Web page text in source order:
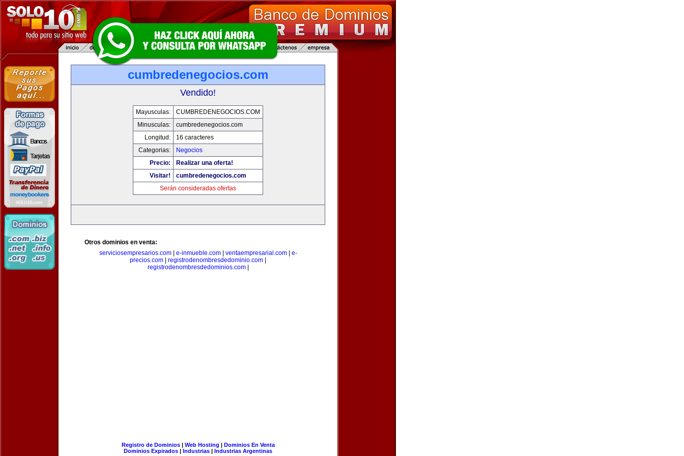
cumbredenegocios.com
Vendido!
Mayusculas:
CUMBREDENEGOCIOS.COM
Minusculas:
cumbredenegocios.com
Longitud:
16 caracteres
Categorias:
Negocios
Precio:
Realizar una oferta!
Visitar!
cumbredenegocios.com
Serán consideradas ofertas
Otros dominios en venta:
serviciosempresarios.com| e-inmueble.com| ventaempresarial.com| e-
precios.com
registrodenombresdedominio.com
registrodenombresdedominios.com|
Registro de Dominios| Web Hosting | Dominios En Venta
Dominios Expirados | Industrias | Industrias Argentinas